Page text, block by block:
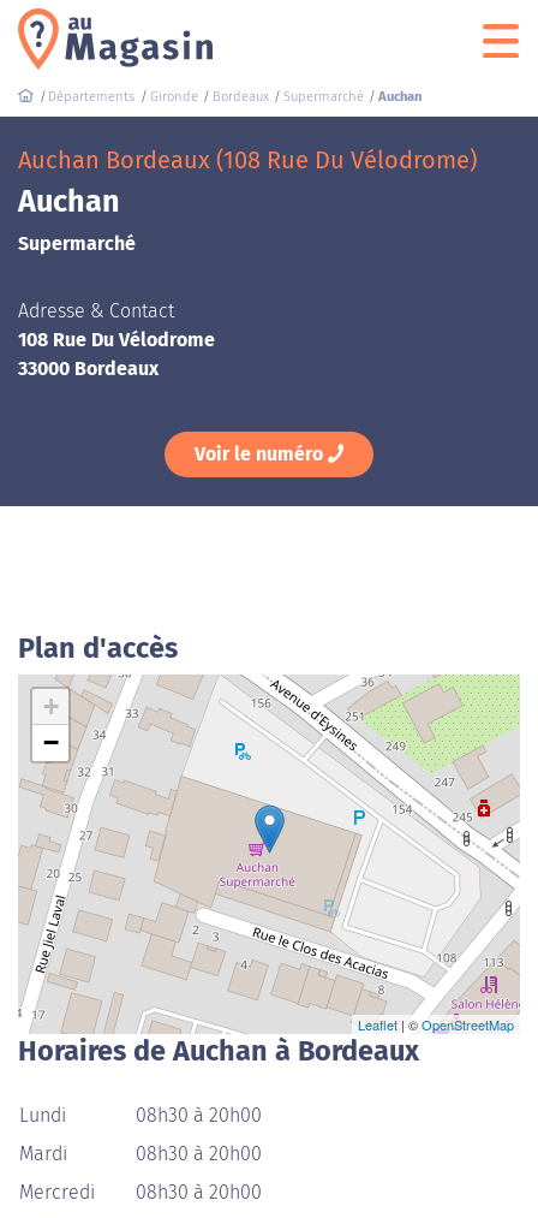
Départements Gironde Bordeaux Supermarché Auchan
Auchan Bordeaux (108 Rue Du Vélodrome)
Auchan
Supermarché
Adresse & Contact
108 Rue Du Vélodrome
33000 Bordeaux
Voir le numéro
Plan d'accès
+
−
Leaflet | ©OpenStreetMap
Horaires de Auchan à Bordeaux
Lundi
08h30 à 20h00
Mardi
08h30 à 20h00
Mercredi
08h30 à 20h00